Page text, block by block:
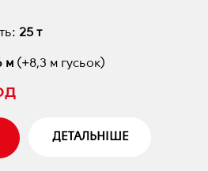
25 т
м (+8,3 м гусьок)
ДЕТАЛЬНІШЕ